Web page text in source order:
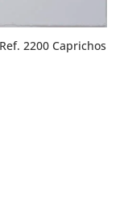
2200 Caprichos